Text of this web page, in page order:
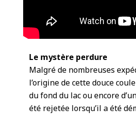
Le mystère perdure
Malgré de nombreuses
l’origine de cette douce
du fond du lac ou encore
été rejetée lorsqu’il a été